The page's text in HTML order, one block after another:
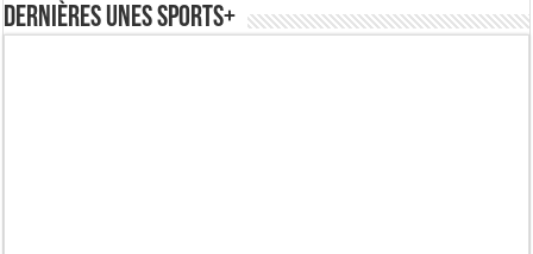
Dernières Unes Sports+